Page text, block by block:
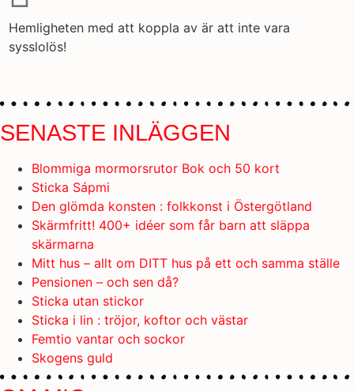
Hemligheten med att koppla av är att inte vara
sysslolös!
SENASTE INLÄGGEN
Blommiga mormorsrutor Bok och 50 kort
Sticka Sápmi
Den glömda konsten : folkkonst i Östergötland
Skärmfritt! 400+ idéer som får barn att släppa
skärmarna
Mitt hus – allt om DITT hus på ett och samma ställe
Pensionen – och sen då?
Sticka utan stickor
Sticka i lin : tröjor, koftor och västar
Femtio vantar och sockor
Skogens guld